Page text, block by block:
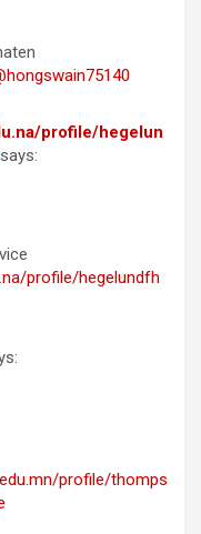
profile/hegelun
says:
profile/hegelundfh
profile/thomps